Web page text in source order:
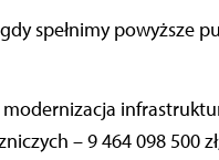
spełnimy powyższe
modernizacja
– 9 464 098 500